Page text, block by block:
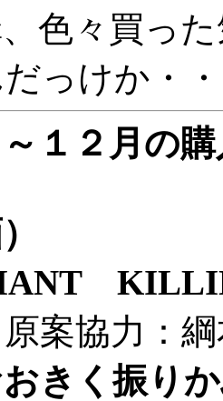
色々買った
っけか・
～１２月の
原案協力：
おきく振り